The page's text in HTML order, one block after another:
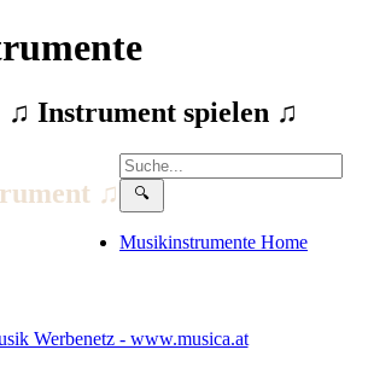
Instrument spielen ♫
♫
Musikinstrumente Home